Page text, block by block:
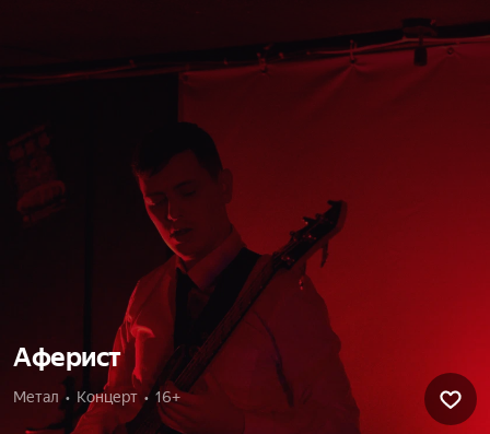
Аферист
Метал  •  Концерт  •  16+